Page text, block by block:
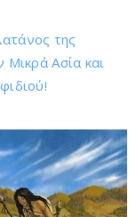
της
Ασία και